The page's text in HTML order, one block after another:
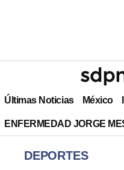
Últimas Noticias México
ENFERMEDAD JORGE
DEPORTES